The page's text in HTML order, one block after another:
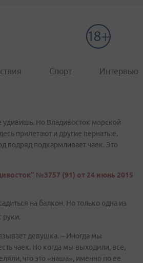
Спорт Интервью
удивишь. Но Владивосток морской
прилетают и другие пернатые.
подряд подкармливает чаек. Это
№3757 (91) от 24 июнь 2015
на балкон. Но только одна из
руки.
девушка. – Иногда мы
чаек. Но когда мы выходили, все,
что это «наша», именно по ее